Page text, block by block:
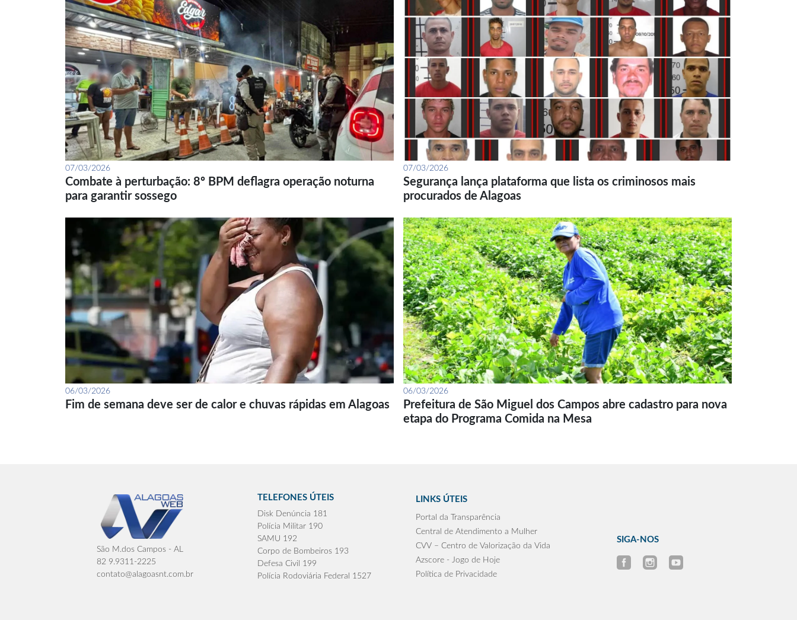
07/03/2026
Combate à perturbação: 8º BPM deflagra operação noturna
para garantir sossego
07/03/2026
Segurança lança plataforma que lista os criminosos mais
procurados de Alagoas
06/03/2026
Fim de semana deve ser de calor e chuvas rápidas em Alagoas
06/03/2026
Prefeitura de São Miguel dos Campos abre cadastro para nova
etapa do Programa Comida na Mesa
São M.dos Campos - AL
82 9.9311-2225
contato@alagoasnt.com.br
TELEFONES ÚTEIS
Disk Denúncia 181
Polícia Militar 190
SAMU 192
Corpo de Bombeiros 193
Defesa Civil 199
Polícia Rodoviária Federal 1527
LINKS ÚTEIS
Portal da Transparência
Central de Atendimento a Mulher
CVV – Centro de Valorização da Vida
Azscore - Jogo de Hoje
Política de Privacidade
SIGA-NOS